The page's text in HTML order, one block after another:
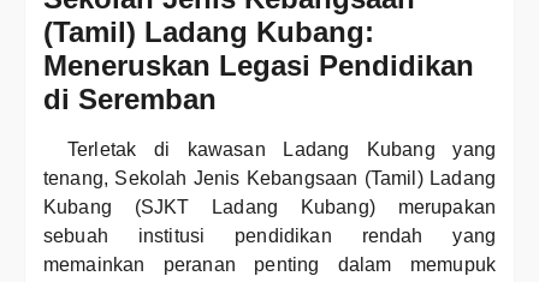
(Tamil) Ladang Kubang:
Meneruskan Legasi Pendidikan
di Seremban
Terletak di kawasan Ladang Kubang yang
tenang, Sekolah Jenis Kebangsaan (Tamil) Ladang
Kubang (SJKT Ladang Kubang) merupakan
sebuah institusi pendidikan rendah yang
memainkan peranan penting dalam memupuk